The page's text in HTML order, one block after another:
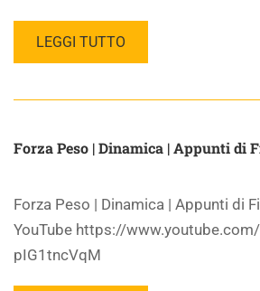
LEGGI TUTTO
Forza Peso | Dinamica | Appunti di
Forza Peso | Dinamica | Appunti di
YouTube https://
pIG1tncVqM